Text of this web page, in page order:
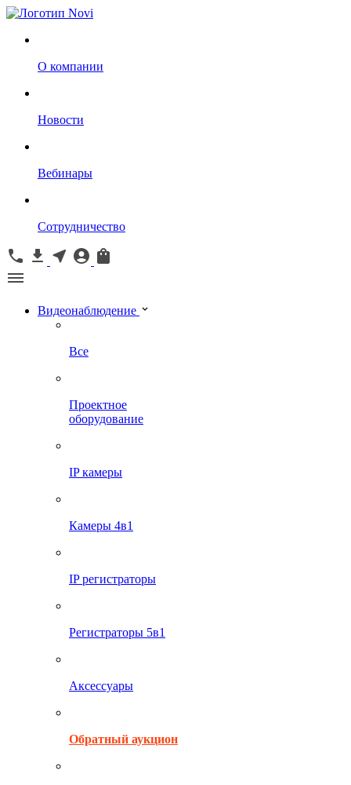
О компании
Новости
Вебинары
Сотрудничество
Видеонаблюдение
Все
Проектное
оборудование
IP камеры
Камеры 4в1
IP регистраторы
Регистраторы 5в1
Аксессуары
Обратный аукцион